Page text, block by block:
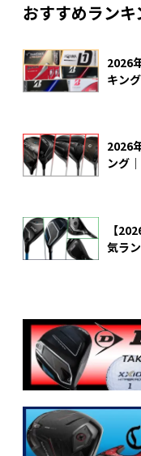
おすすめランキ
2026
キン
2026
ング
【
気ラ